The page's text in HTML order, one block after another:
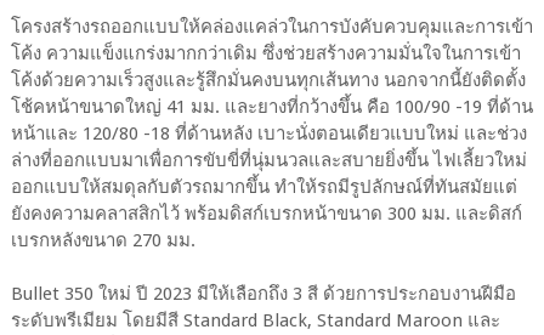
โครงสร้างรถออกแบบให้คล่องแคล่วในการบังคับควบคุมและการเข้า
โค้ง ความแข็งแกร่งมากกว่าเดิม ซึ่งช่วยสร้างความมั่นใจในการเข้า
โค้งด้วยความเร็วสูงและรู้สึกมั่นคงบนทุกเส้นทาง นอกจากนี้ยังติดตั้ง
โช้คหน้าขนาดใหญ่ 41 มม. และยางที่กว้างขึ้น คือ 100/90 -19 ที่ด้าน
หน้าและ 120/80 -18 ที่ด้านหลัง เบาะนั่งตอนเดียวแบบใหม่ และช่วง
ล่างที่ออกแบบมาเพื่อการขับขี่ที่นุ่มนวลและสบายยิ่งขึ้น ไฟเลี้ยวใหม่
ออกแบบให้สมดุลกับตัวรถมากขึ้น ทำให้รถมีรูปลักษณ์ที่ทันสมัยแต่
ยังคงความคลาสสิกไว้ พร้อมดิสก์เบรกหน้าขนาด 300 มม. และดิสก์
เบรกหลังขนาด 270 มม.
Bullet 350 ใหม่ ปี 2023 มีให้เลือกถึง 3 สี ด้วยการประกอบงานฝีมือ
ระดับพรีเมียม โดยมีสี Standard Black, Standard Maroon และ